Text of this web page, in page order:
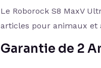
Le Roborock S8 MaxV
articles pour animaux et
Garantie de 2